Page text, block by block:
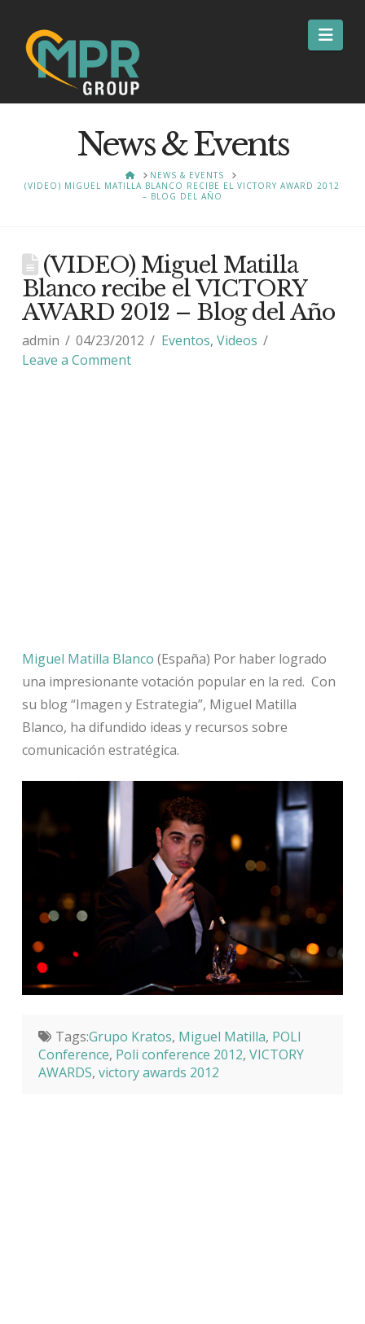
News & Events
HOMENEWS & EVENTS
(VIDEO) MIGUEL MATILLA BLANCO RECIBE EL VICTORY AWARD 2012
– BLOG DEL AÑO
(VIDEO) Miguel Matilla
Blanco recibe el VICTORY
AWARD 2012 – Blog del Año
admin 04/23/2012 Eventos, Videos
Leave a Comment
Miguel Matilla Blanco (España) Por haber logrado
una impresionante votación popular en la red. Con
su blog “Imagen y Estrategia”, Miguel Matilla
Blanco, ha difundido ideas y recursos sobre
comunicación estratégica.
Tags:Grupo Kratos, Miguel Matilla, POLI
Conference, Poli conference 2012, VICTORY
AWARDS, victory awards 2012